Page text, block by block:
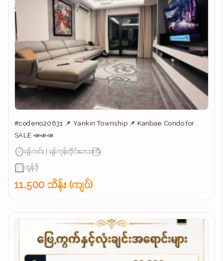
#codeno20631 📌 Yankin Township 📌 Kanbae Condo for
SALE 📣📣📣
ရန်ကင်း | ရန်ကုန်တိုင်းဒေသကြီး
ကွန်ဒို
11,500 သိန်း (ကျပ်)